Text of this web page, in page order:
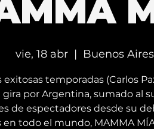
vie, 18 abr
  |
Buenos Aires
temporadas (Carlos
gira por Argentina, sumado al
de espectadores desde su
todo el mundo, MAMMA